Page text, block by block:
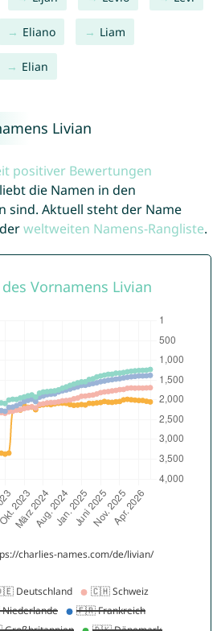
Eliano Liam
Elian
Livian
positiver Bewertungen
die Namen in den
sind. Aktuell steht der Name
weltweiten Namens-Rangliste.